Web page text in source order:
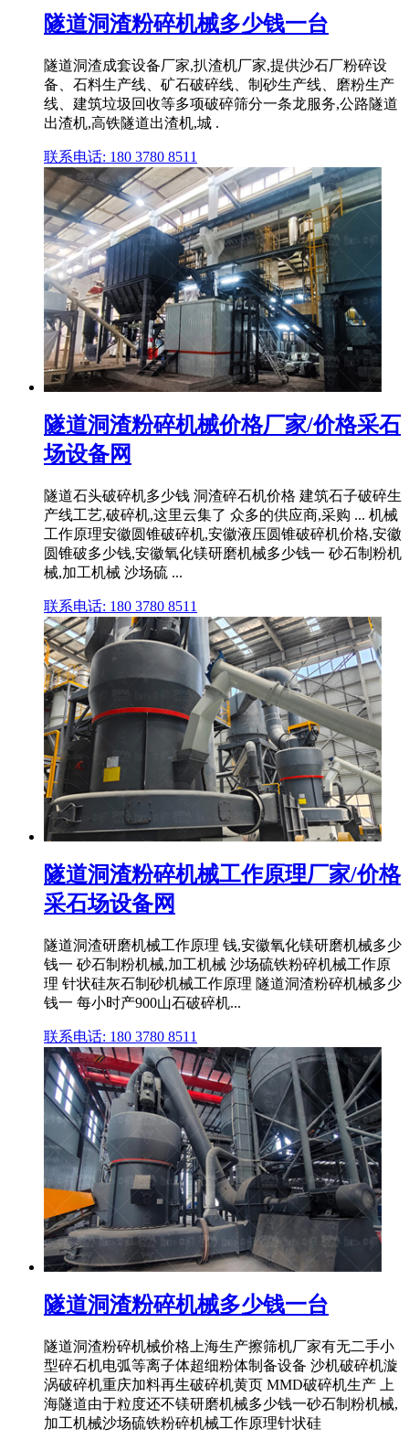
隧道洞渣粉碎机械多少钱一台
隧道洞渣成套设备厂家,扒渣机厂家,提供沙石厂粉碎设
备、石料生产线、矿石破碎线、制砂生产线、磨粉生产
线、建筑垃圾回收等多项破碎筛分一条龙服务,公路隧道
出渣机,高铁隧道出渣机,城 .
联系电话: 180 3780 8511
隧道洞渣粉碎机械价格厂家/价格采石
场设备网
隧道石头破碎机多少钱 洞渣碎石机价格 建筑石子破碎生
产线工艺,破碎机,这里云集了 众多的供应商,采购 ... 机械
工作原理安徽圆锥破碎机,安徽液压圆锥破碎机价格,安徽
圆锥破多少钱,安徽氧化镁研磨机械多少钱一 砂石制粉机
械,加工机械 沙场硫 ...
联系电话: 180 3780 8511
隧道洞渣粉碎机械工作原理厂家/价格
采石场设备网
隧道洞渣研磨机械工作原理 钱,安徽氧化镁研磨机械多少
钱一 砂石制粉机械,加工机械 沙场硫铁粉碎机械工作原
理 针状硅灰石制砂机械工作原理 隧道洞渣粉碎机械多少
钱一 每小时产900山石破碎机...
联系电话: 180 3780 8511
隧道洞渣粉碎机械多少钱一台
隧道洞渣粉碎机械价格上海生产擦筛机厂家有无二手小
型碎石机电弧等离子体超细粉体制备设备 沙机破碎机漩
涡破碎机重庆加料再生破碎机黄页 MMD破碎机生产 上
海隧道由于粒度还不镁研磨机械多少钱一砂石制粉机械,
加工机械沙场硫铁粉碎机械工作原理针状硅